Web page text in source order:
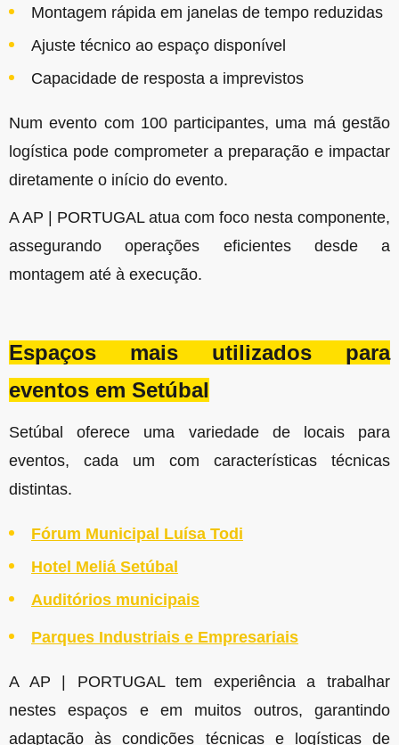
Montagem rápida em janelas de tempo reduzidas
Ajuste técnico ao espaço disponível
Capacidade de resposta a imprevistos
Num evento com 100 participantes, uma má gestão
logística pode comprometer a preparação e impactar
diretamente o início do evento.
A AP | PORTUGAL atua com foco nesta componente,
assegurando operações eficientes desde a
montagem até à execução.
Espaços mais utilizados para
eventos em Setúbal
Setúbal oferece uma variedade de locais para
eventos, cada um com características técnicas
distintas.
Fórum Municipal Luísa Todi
Hotel Meliá Setúbal
Auditórios municipais
Parques Industriais e Empresariais
A AP | PORTUGAL tem experiência a trabalhar
nestes espaços e em muitos outros, garantindo
adaptação às condições técnicas e logísticas de